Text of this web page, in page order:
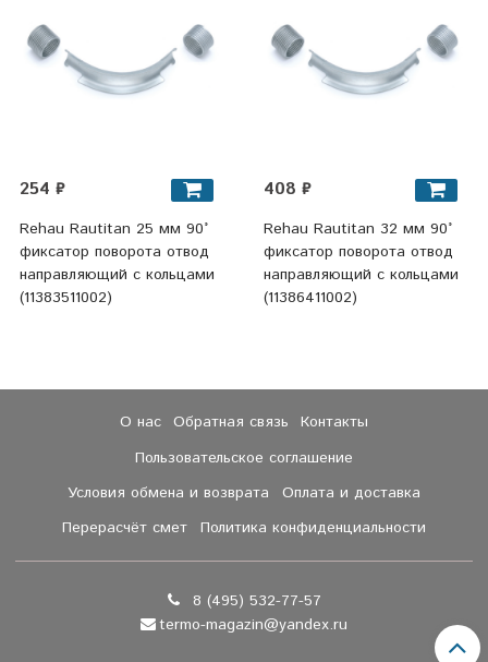
254 ₽
Rehau Rautitan 25 мм 90°
фиксатор поворота отвод
направляющий с кольцами
(11383511002)
408 ₽
Rehau Rautitan 32 мм 90°
фиксатор поворота отвод
направляющий с кольцами
(11386411002)
О нас Обратная связь
Контакты
Пользовательское соглашение
Условия обмена и возврата
Оплата и доставка
Перерасчёт смет Политика конфиденциальности
8 (495) 532-77-57
termo-magazin@yandex.ru